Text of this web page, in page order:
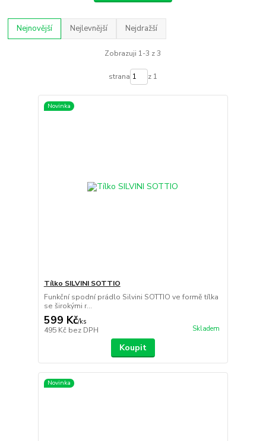
Nejnovější Nejlevnější Nejdražší
Zobrazuji 1-3 z 3
strana z 1
Novinka
Tílko SILVINI SOTTIO
Funkční spodní prádlo Silvini SOTTIO ve formě tílka
se širokými r...
599 Kč/ks
495 Kč bez DPH Skladem
Koupit
Novinka